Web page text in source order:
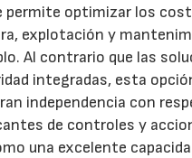
permite optimizar los
explotación y
Al contrario que las
integradas, esta
independencia con
de controles y
una excelente